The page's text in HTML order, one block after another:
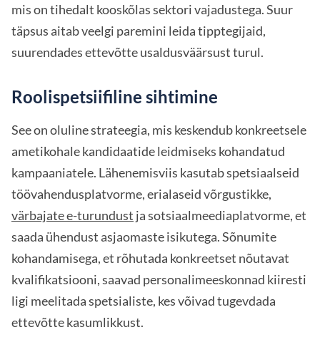
mis on tihedalt kooskõlas sektori vajadustega. Suur
täpsus aitab veelgi paremini leida tipptegijaid,
suurendades ettevõtte usaldusväärsust turul.
Roolispetsiifiline sihtimine
See on oluline strateegia, mis keskendub konkreetsele
ametikohale kandidaatide leidmiseks kohandatud
kampaaniatele. Lähenemisviis kasutab spetsiaalseid
töövahendusplatvorme, erialaseid võrgustikke,
värbajate e-turundust ja sotsiaalmeediaplatvorme, et
saada ühendust asjaomaste isikutega. Sõnumite
kohandamisega, et rõhutada konkreetset nõutavat
kvalifikatsiooni, saavad personalimeeskonnad kiiresti
ligi meelitada spetsialiste, kes võivad tugevdada
ettevõtte kasumlikkust.